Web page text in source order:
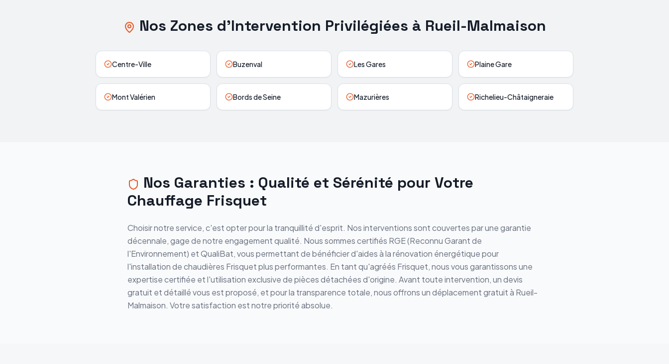
Nos Zones d'Intervention Privilégiées à Rueil-Malmaison
Centre-Ville Buzenval Les Gares Plaine Gare
Mont Valérien Bords de Seine Mazurières Richelieu-Châtaigneraie
Nos Garanties : Qualité et Sérénité pour Votre
Chauffage Frisquet
Choisir notre service, c'est opter pour la tranquillité d'esprit. Nos interventions sont couvertes par une garantie
décennale, gage de notre engagement qualité. Nous sommes certifiés RGE (Reconnu Garant de
l'Environnement) et QualiBat, vous permettant de bénéficier d'aides à la rénovation énergétique pour
l'installation de chaudières Frisquet plus performantes. En tant qu'agréés Frisquet, nous vous garantissons une
expertise certifiée et l'utilisation exclusive de pièces détachées d'origine. Avant toute intervention, un devis
gratuit et détaillé vous est proposé, et pour la transparence totale, nous offrons un déplacement gratuit à Rueil-
Malmaison. Votre satisfaction est notre priorité absolue.